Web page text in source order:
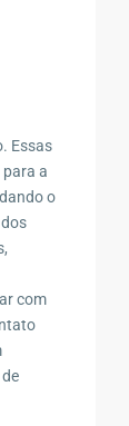
Essas
a
o
com